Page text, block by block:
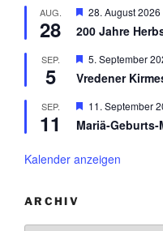
e
n
e
h
o
e
o
r
e
h
o
e
AUG.
28
H
r
o
r
e
h
o
n
28. August 2026
200 Jahre
SEP.
5
H
r
o
r
h
5. September
Vredener
SEP.
11
H
r
o
o
11. September
Mariä-
Kalender anzeigen
ARCHIV